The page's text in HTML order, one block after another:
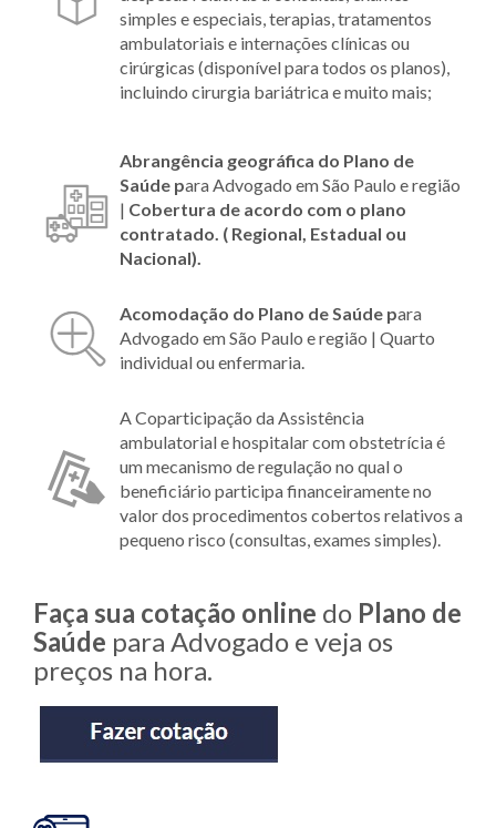
simples e especiais, terapias, tratamentos
ambulatoriais e internações clínicas ou
cirúrgicas (disponível para todos os planos),
incluindo cirurgia bariátrica e muito mais;
Abrangência geográfica do Plano de
Saúde para Advogado em São Paulo e região
| Cobertura de acordo com o plano
contratado. ( Regional, Estadual ou
Nacional).
Acomodação do Plano de Saúde para
Advogado em São Paulo e região | Quarto
individual ou enfermaria.
A Coparticipação da Assistência
ambulatorial e hospitalar com obstetrícia é
um mecanismo de regulação no qual o
beneficiário participa financeiramente no
valor dos procedimentos cobertos relativos a
pequeno risco (consultas, exames simples).
Faça sua cotação online do Plano de
Saúde para Advogado e veja os
preços na hora.